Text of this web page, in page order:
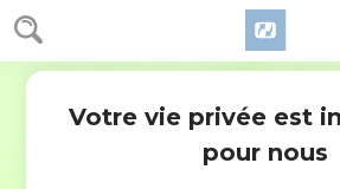
Apocalypse 14
14 Je regardai et je vis une nuée
assis quelqu'un qui ressemblait à un fils
la tête une couronne d'or, et à la main
tranchante.
Un autre ange sortit alors du temple
à celui qui était assis sur la nuée : «
Votre vie privée est
pour nous